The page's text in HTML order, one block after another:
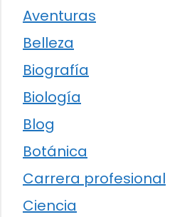
Aventuras
Belleza
Biografía
Biología
Blog
Botánica
Carrera profesional
Ciencia